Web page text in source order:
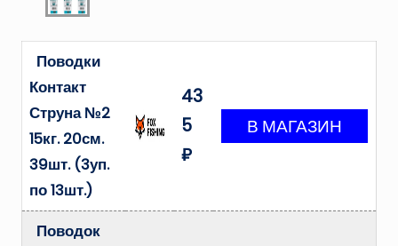
Поводки
Контакт
Струна №2
15кг. 20см.
39шт. (3уп.
по 13шт.)
43
5
₽
Поводок